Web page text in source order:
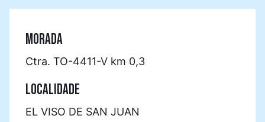
MORADA
Ctra. TO-4411-V km 0,3
LOCALIDADE
EL VISO DE SAN JUAN